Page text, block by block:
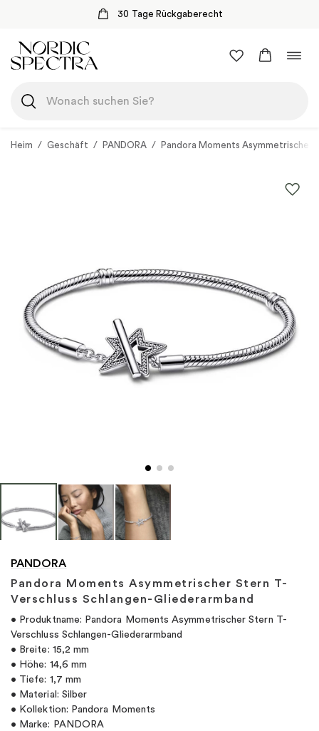
Sichere Zahlung mit Klarna
Inhalt
springen
Heim / Geschäft / PANDORA / Pandora Moments Asymmetrischer
PANDORA
Pandora Moments Asymmetrischer Stern T-
Verschluss Schlangen-Gliederarmband
• Produktname: Pandora Moments Asymmetrischer Stern T-
Verschluss Schlangen-Gliederarmband
• Breite: 15,2 mm
• Höhe: 14,6 mm
• Tiefe: 1,7 mm
• Material: Silber
• Kollektion: Pandora Moments
• Marke: PANDORA